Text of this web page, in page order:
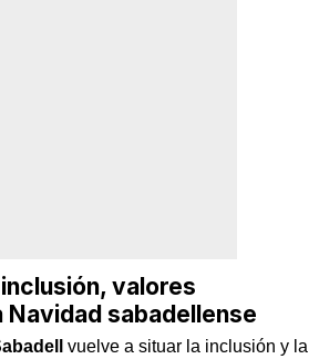
valores
Navidad sabadellense
vuelve a situar la inclusión y la